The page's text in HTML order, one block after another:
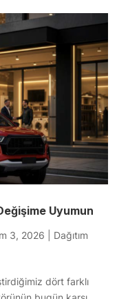
Uyumun
3, 2026
Dağıtım
dört farklı